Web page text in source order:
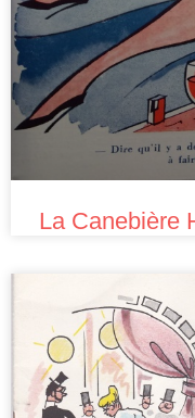
La Canebière